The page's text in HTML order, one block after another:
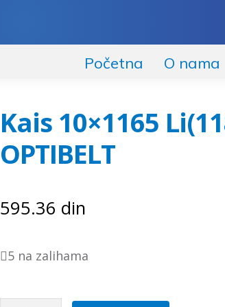
Početna O nama
Kais 10×1165
OPTIBELT
595.36 din
5 na zalihama